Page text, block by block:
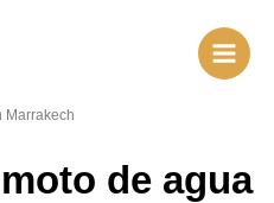
Marrakech
de agua